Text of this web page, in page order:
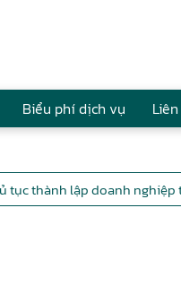
Biểu phí dịch vụ
tục thành lập doanh nghiệp